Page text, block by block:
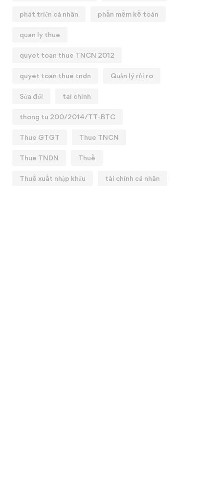
phát triển cá nhân phần mềm kế toán
quan ly thue
quyet toan thue TNCN 2012
quyet toan thue tndn Quản lý rủi ro
Sửa đổi tai chinh
thong tu 200/2014/TT-BTC
Thue GTGT Thue TNCN
Thue TNDN Thuế
Thuế xuất nhập khẩu tài chính cá nhân